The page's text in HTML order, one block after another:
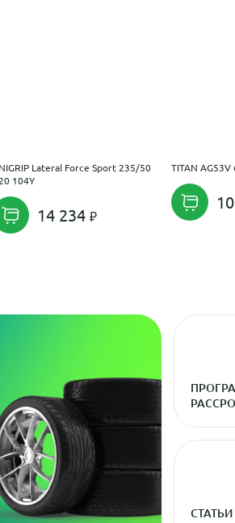
Lateral Force Sport 235/50
104Y
14 234
TITAN
СТАТЬИ